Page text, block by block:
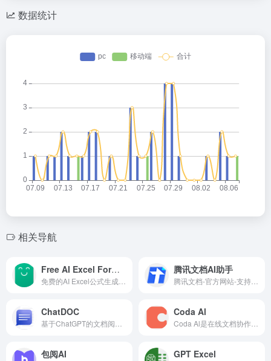
数据统计
相关导航
Free AI Excel Formula Generator 腾讯文档AI助手
ChatDOC Coda Al
包阅AI GPT Excel